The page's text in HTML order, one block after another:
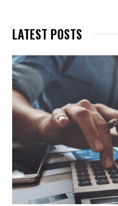
LATEST POSTS